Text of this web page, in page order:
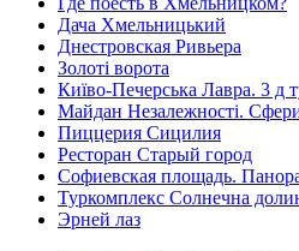
Дача Хмельницький
Днестровская Ривьера
Золоті ворота
Київо-Печерська Лавра. 3 д
Майдан Незалежності.
Пиццерия Сицилия
Ресторан Старый город
Софиевская площадь.
Туркомплекс Солнечна
Эрней лаз